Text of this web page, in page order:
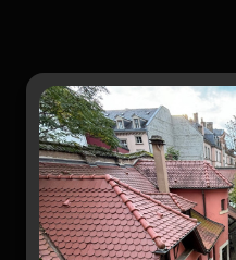
Mettre
en
location
Nos
biens
vendus